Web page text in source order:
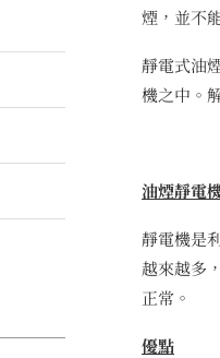
煙，並不
靜電式油
機之中。
油煙靜電
靜電機是
越來越多
正常。
優點